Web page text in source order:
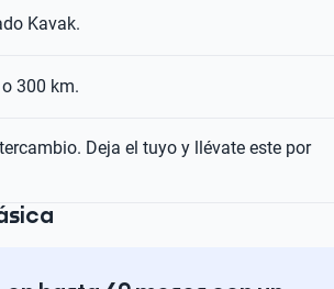
Kavak.
300 km.
Deja el tuyo y llévate este por